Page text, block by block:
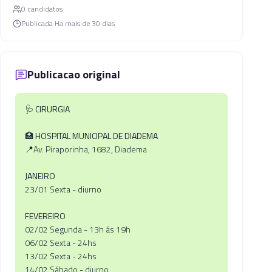
0 candidatos
Publicada Ha mais de 30 dias
Publicacao original
🩺CIRURGIA
🏥HOSPITAL MUNICIPAL DE DIADEMA
📍Av. Piraporinha, 1682, Diadema
JANEIRO
23/01 Sexta - diurno
FEVEREIRO
02/02 Segunda - 13h ás 19h
06/02 Sexta - 24hs
13/02 Sexta - 24hs
14/02 Sábado - diurno